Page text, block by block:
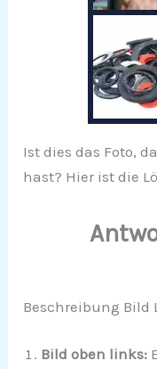
Ist dies das Foto,
hast? Hier ist die
Beschreibung Bild
Bild oben links: